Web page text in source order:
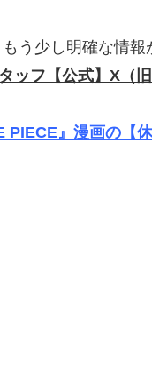
う少し明確な情報
ッフ【公式】X（
PIECE』漫画の【